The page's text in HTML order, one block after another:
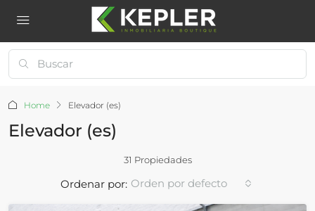
Home Elevador (es)
Elevador (es)
31 Propiedades
Ordenar por: Orden por defecto